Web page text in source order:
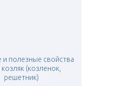
и полезные свойства
козляк (козленок,
решетник)